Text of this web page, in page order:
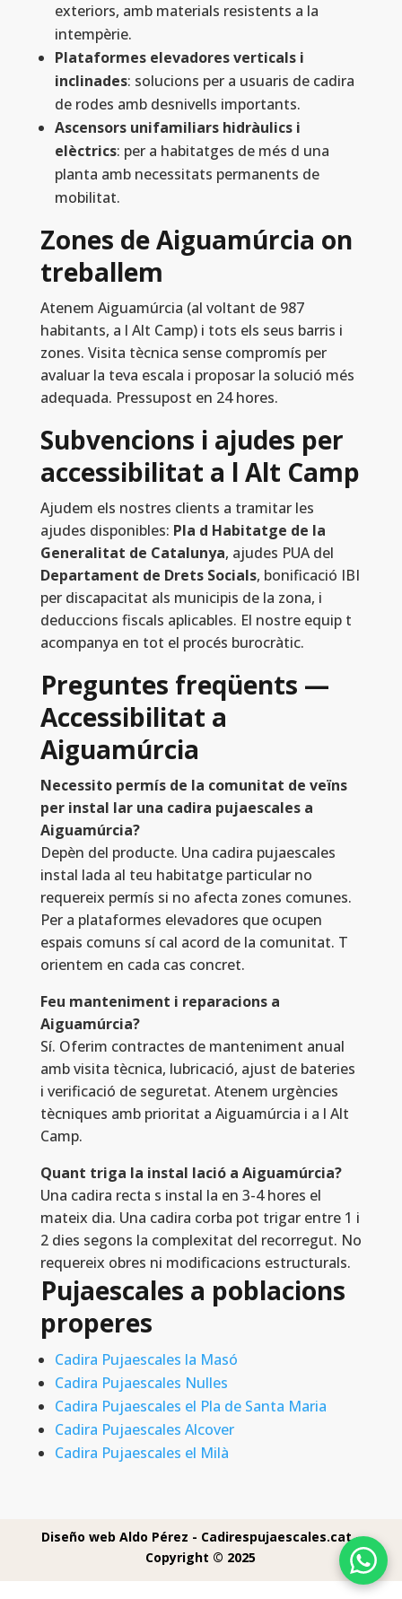
exteriors, amb materials resistents a la
intempèrie.
Plataformes elevadores verticals i
inclinades: solucions per a usuaris de cadira
de rodes amb desnivells importants.
Ascensors unifamiliars hidràulics i
elèctrics: per a habitatges de més d una
planta amb necessitats permanents de
mobilitat.
Zones de Aiguamúrcia on
treballem
Atenem Aiguamúrcia (al voltant de 987
habitants, a l Alt Camp) i tots els seus barris i
zones. Visita tècnica sense compromís per
avaluar la teva escala i proposar la solució més
adequada. Pressupost en 24 hores.
Subvencions i ajudes per
accessibilitat a l Alt Camp
Ajudem els nostres clients a tramitar les
ajudes disponibles: Pla d Habitatge de la
Generalitat de Catalunya, ajudes PUA del
Departament de Drets Socials, bonificació IBI
per discapacitat als municipis de la zona, i
deduccions fiscals aplicables. El nostre equip t
acompanya en tot el procés burocràtic.
Preguntes freqüents —
Accessibilitat a
Aiguamúrcia
Necessito permís de la comunitat de veïns
per instal lar una cadira pujaescales a
Aiguamúrcia?
Depèn del producte. Una cadira pujaescales
instal lada al teu habitatge particular no
requereix permís si no afecta zones comunes.
Per a plataformes elevadores que ocupen
espais comuns sí cal acord de la comunitat. T
orientem en cada cas concret.
Feu manteniment i reparacions a
Aiguamúrcia?
Sí. Oferim contractes de manteniment anual
amb visita tècnica, lubricació, ajust de bateries
i verificació de seguretat. Atenem urgències
tècniques amb prioritat a Aiguamúrcia i a l Alt
Camp.
Quant triga la instal lació a Aiguamúrcia?
Una cadira recta s instal la en 3-4 hores el
mateix dia. Una cadira corba pot trigar entre 1 i
2 dies segons la complexitat del recorregut. No
requereix obres ni modificacions estructurals.
Pujaescales a poblacions
properes
Cadira Pujaescales la Masó
Cadira Pujaescales Nulles
Cadira Pujaescales el Pla de Santa Maria
Cadira Pujaescales Alcover
Cadira Pujaescales el Milà
Diseño web Aldo Pérez - Cadirespujaescales.cat -
Copyright © 2025